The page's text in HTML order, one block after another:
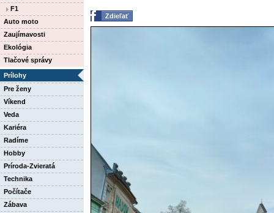
F1
Auto moto
Zaujímavosti
Ekológia
Tlačové správy
Prílohy
Pre ženy
Víkend
Veda
Kariéra
Radíme
Hobby
Príroda-Zvieratá
Technika
Počítače
Zábava
Zdieľať